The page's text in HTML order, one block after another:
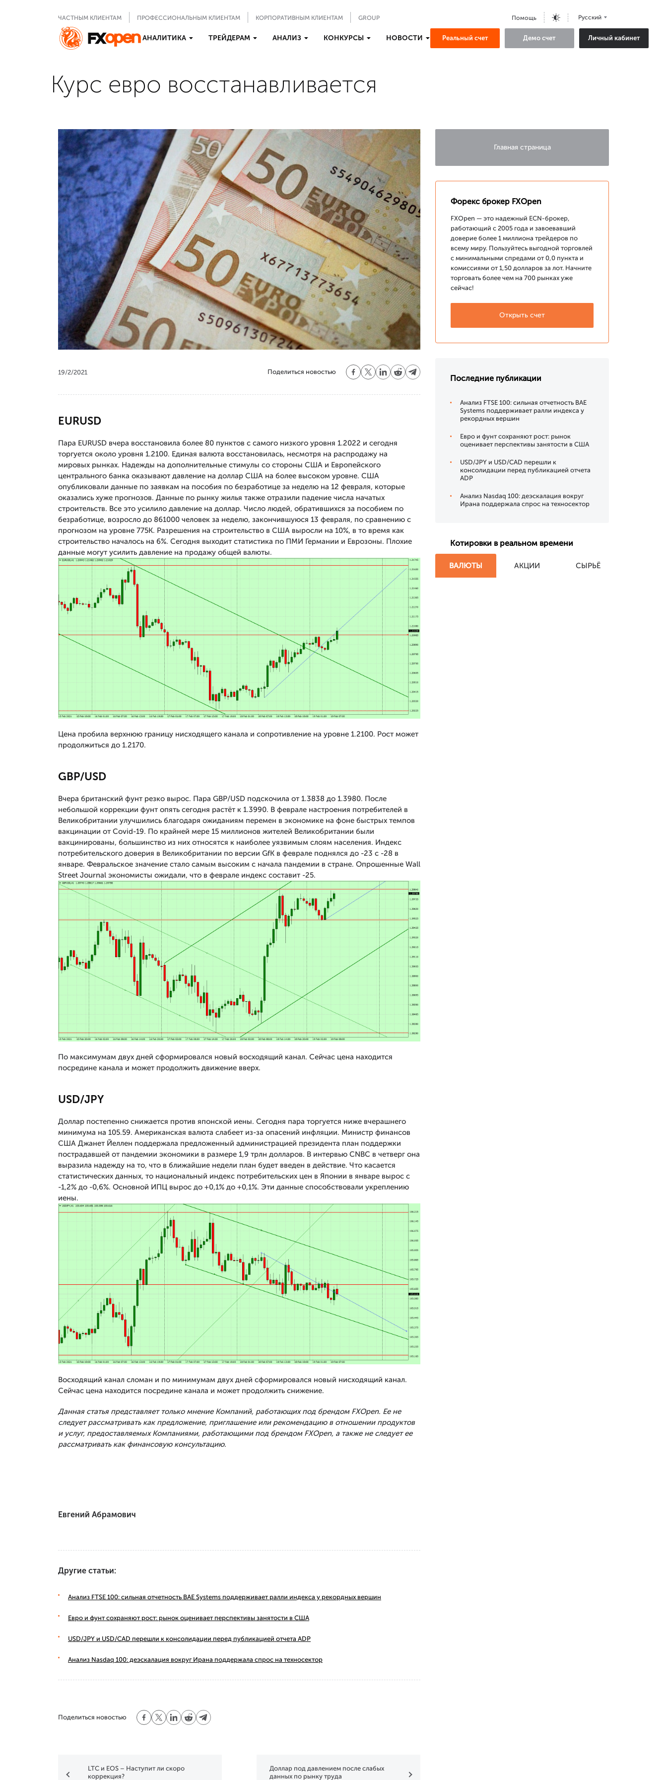
ЧАСТНЫМ КЛИЕНТАМ ПРОФЕССИОНАЛЬНЫМ КЛИЕНТАМ КОРПОРАТИВНЫМ КЛИЕНТАМ GROUP Помощь Русский
АНАЛИТИКА ТРЕЙДЕРАМ АНАЛИЗ КОНКУРСЫ НОВОСТИ Реальный счет Демо счет Личный кабинет
Курс евро восстанавливается
19/2/2021 Поделиться новостью
EURUSD
Пара EURUSD вчера восстановила более 80 пунктов с самого низкого уровня 1.2022 и сегодня
торгуется около уровня 1.2100. Единая валюта восстановилась, несмотря на распродажу на
мировых рынках. Надежды на дополнительные стимулы со стороны США и Европейского
центрального банка оказывают давление на доллар США на более высоком уровне. США
опубликовали данные по заявкам на пособия по безработице за неделю на 12 февраля, которые
оказались хуже прогнозов. Данные по рынку жилья также отразили падение числа начатых
строительств. Все это усилило давление на доллар. Число людей, обратившихся за пособием по
безработице, возросло до 861000 человек за неделю, закончившуюся 13 февраля, по сравнению с
прогнозом на уровне 775К. Разрешения на строительство в США выросли на 10%, в то время как
строительство началось на 6%. Сегодня выходит статистика по ПМИ Германии и Еврозоны. Плохие
данные могут усилить давление на продажу общей валюты.
Цена пробила верхнюю границу нисходящего канала и сопротивление на уровне 1.2100. Рост может
продолжиться до 1.2170.
GBP/USD
Вчера британский фунт резко вырос. Пара GBP/USD подскочила от 1.3838 до 1.3980. После
небольшой коррекции фунт опять сегодня растёт к 1.3990. В феврале настроения потребителей в
Великобритании улучшились благодаря ожиданиям перемен в экономике на фоне быстрых темпов
вакцинации от Covid-19. По крайней мере 15 миллионов жителей Великобритании были
вакцинированы, большинство из них относятся к наиболее уязвимым слоям населения. Индекс
потребительского доверия в Великобритании по версии GfK в феврале поднялся до -23 с -28 в
январе. Февральское значение стало самым высоким с начала пандемии в стране. Опрошенные Wall
Street Journal экономисты ожидали, что в феврале индекс составит -25.
По максимумам двух дней сформировался новый восходящий канал. Сейчас цена находится
посредине канала и может продолжить движение вверх.
USD/JPY
Доллар постепенно снижается против японской иены. Сегодня пара торгуется ниже вчерашнего
минимума на 105.59. Американская валюта слабеет из-за опасений инфляции. Министр финансов
США Джанет Йеллен поддержала предложенный администрацией президента план поддержки
пострадавшей от пандемии экономики в размере 1,9 трлн долларов. В интервью CNBC в четверг она
выразила надежду на то, что в ближайшие недели план будет введен в действие. Что касается
статистических данных, то национальный индекс потребительских цен в Японии в январе вырос с
-1,2% до -0,6%. Основной ИПЦ вырос до +0,1% до +0,1%. Эти данные способствовали укреплению
иены.
Восходящий канал сломан и по минимумам двух дней сформировался новый нисходящий канал.
Сейчас цена находится посредине канала и может продолжить снижение.
Данная статья представляет только мнение Компаний, работающих под брендом FXOpen. Ее не
следует рассматривать как предложение, приглашение или рекомендацию в отношении продуктов
и услуг, предоставляемых Компаниями, работающими под брендом FXOpen, а также не следует ее
рассматривать как финансовую консультацию.
Евгений Абрамович
Другие статьи:
Анализ FTSE 100: сильная отчетность BAE Systems поддерживает ралли индекса у рекордных вершин
Евро и фунт сохраняют рост: рынок оценивает перспективы занятости в США
USD/JPY и USD/CAD перешли к консолидации перед публикацией отчета ADP
Анализ Nasdaq 100: деэскалация вокруг Ирана поддержала спрос на техносектор
Поделиться новостью
LTC и EOS – Наступит ли скоро
коррекция?
Доллар под давлением после слабых
данных по рынку труда
Главная страница
Форекс брокер FXOpen
FXOpen — это надежный ECN-брокер,
работающий с 2005 года и завоевавший
доверие более 1 миллиона трейдеров по
всему миру. Пользуйтесь выгодной торговлей
с минимальными спредами от 0,0 пункта и
комиссиями от 1,50 долларов за лот. Начните
торговать более чем на 700 рынках уже
сейчас!
Открыть счет
Последние публикации
Анализ FTSE 100: сильная отчетность BAE
Systems поддерживает ралли индекса у
рекордных вершин
Евро и фунт сохраняют рост: рынок
оценивает перспективы занятости в США
USD/JPY и USD/CAD перешли к
консолидации перед публикацией отчета
ADP
Анализ Nasdaq 100: деэскалация вокруг
Ирана поддержала спрос на техносектор
Котировки в реальном времени
ВАЛЮТЫ АКЦИИ СЫРЬЁ